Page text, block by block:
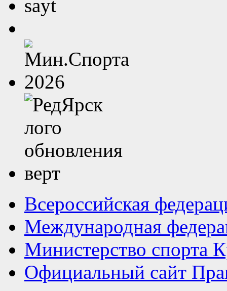
Всероссийская
Международная
Министерство спорта
Официальный сайт